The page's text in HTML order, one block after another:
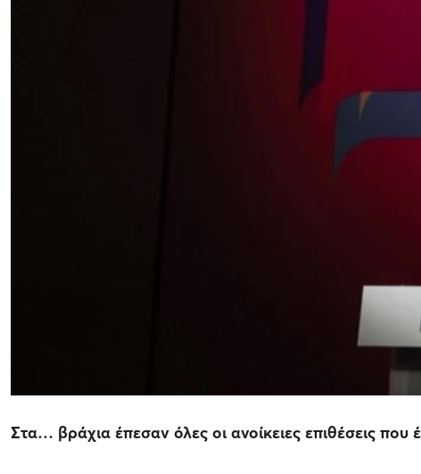
Στα… βράχια έπεσαν όλες οι ανοίκειες επιθέσεις